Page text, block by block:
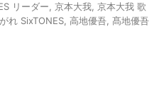
リーダー 京本大我 京本大我 歌
れ SixTONES 高地優吾 髙地優吾